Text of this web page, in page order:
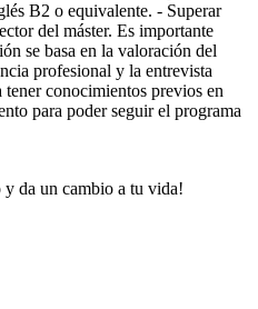
B2 o equivalente. - Superar
del máster. Es importante
se basa en la valoración del
profesional y la entrevista
tener conocimientos previos en
para poder seguir el programa
y da un cambio a tu vida!